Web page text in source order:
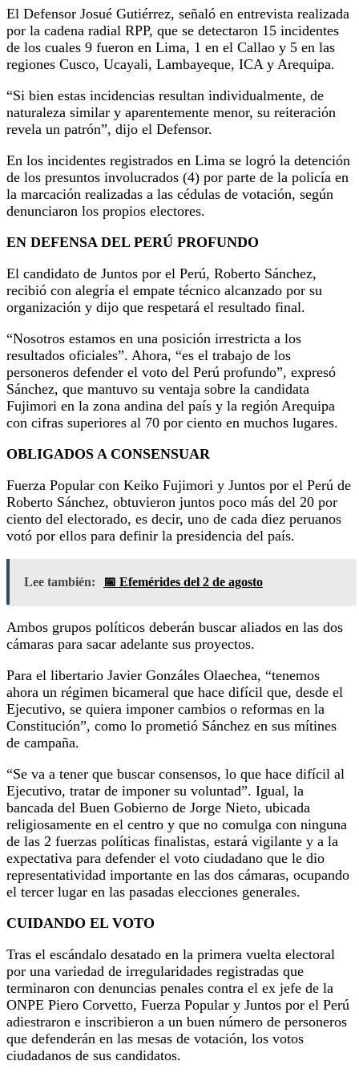
El Defensor Josué Gutiérrez, señaló en entrevista realizada
por la cadena radial RPP, que se detectaron 15 incidentes
de los cuales 9 fueron en Lima, 1 en el Callao y 5 en las
regiones Cusco, Ucayali, Lambayeque, ICA y Arequipa.
“Si bien estas incidencias resultan individualmente, de
naturaleza similar y aparentemente menor, su reiteración
revela un patrón”, dijo el Defensor.
En los incidentes registrados en Lima se logró la detención
de los presuntos involucrados (4) por parte de la policía en
la marcación realizadas a las cédulas de votación, según
denunciaron los propios electores.
EN DEFENSA DEL PERÚ PROFUNDO
El candidato de Juntos por el Perú, Roberto Sánchez,
recibió con alegría el empate técnico alcanzado por su
organización y dijo que respetará el resultado final.
“Nosotros estamos en una posición irrestricta a los
resultados oficiales”. Ahora, “es el trabajo de los
personeros defender el voto del Perú profundo”, expresó
Sánchez, que mantuvo su ventaja sobre la candidata
Fujimori en la zona andina del país y la región Arequipa
con cifras superiores al 70 por ciento en muchos lugares.
OBLIGADOS A CONSENSUAR
Fuerza Popular con Keiko Fujimori y Juntos por el Perú de
Roberto Sánchez, obtuvieron juntos poco más del 20 por
ciento del electorado, es decir, uno de cada diez peruanos
votó por ellos para definir la presidencia del país.
Lee también: 📅 Efemérides del 2 de agosto
Ambos grupos políticos deberán buscar aliados en las dos
cámaras para sacar adelante sus proyectos.
Para el libertario Javier Gonzáles Olaechea, “tenemos
ahora un régimen bicameral que hace difícil que, desde el
Ejecutivo, se quiera imponer cambios o reformas en la
Constitución”, como lo prometió Sánchez en sus mítines
de campaña.
“Se va a tener que buscar consensos, lo que hace difícil al
Ejecutivo, tratar de imponer su voluntad”. Igual, la
bancada del Buen Gobierno de Jorge Nieto, ubicada
religiosamente en el centro y que no comulga con ninguna
de las 2 fuerzas políticas finalistas, estará vigilante y a la
expectativa para defender el voto ciudadano que le dio
representatividad importante en las dos cámaras, ocupando
el tercer lugar en las pasadas elecciones generales.
CUIDANDO EL VOTO
Tras el escándalo desatado en la primera vuelta electoral
por una variedad de irregularidades registradas que
terminaron con denuncias penales contra el ex jefe de la
ONPE Piero Corvetto, Fuerza Popular y Juntos por el Perú
adiestraron e inscribieron a un buen número de personeros
que defenderán en las mesas de votación, los votos
ciudadanos de sus candidatos.